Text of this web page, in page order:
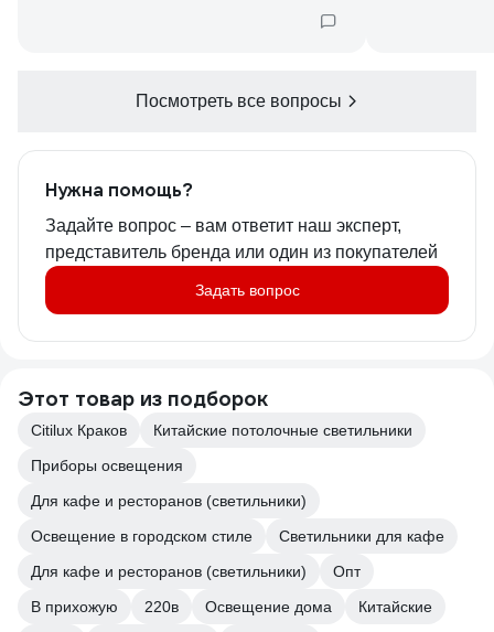
Посмотреть все вопросы
Нужна помощь?
Задайте вопрос – вам ответит наш эксперт,
представитель бренда или один из покупателей
Задать вопрос
Этот товар из подборок
Citilux Краков
Китайские потолочные светильники
Приборы освещения
Для кафе и ресторанов (светильники)
Освещение в городском стиле
Светильники для кафе
Для кафе и ресторанов (светильники)
Опт
В прихожую
220в Освещение дома
Китайские